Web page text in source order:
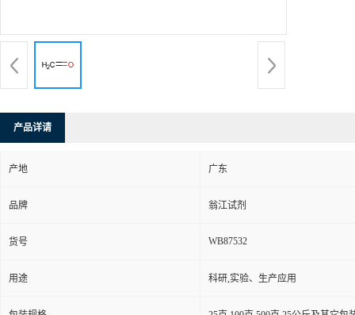
产品详请
产地 广东
品牌 翁江试剂
货号 WB87532
用途 科研,实验、生产应用